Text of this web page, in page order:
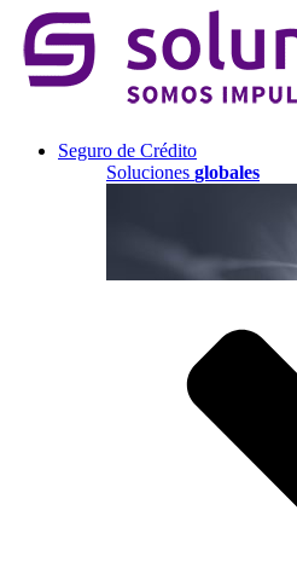
Seguro de Crédito
Soluciones globales